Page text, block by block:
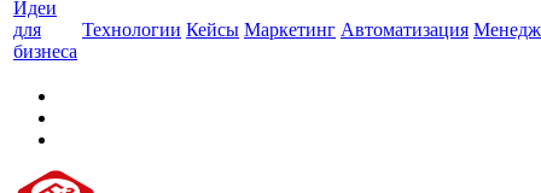
Идеи
для
бизнеса
Технологии Кейсы Маркетинг Автоматизация